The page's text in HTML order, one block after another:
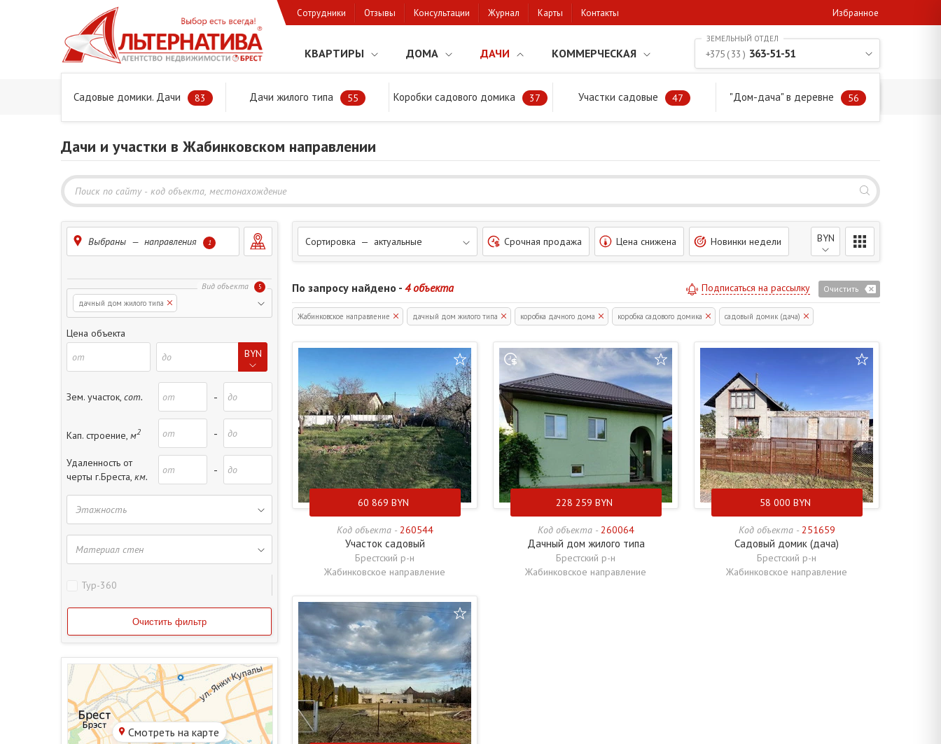
Сотрудники Отзывы Консультации Журнал Карты Контакты Избранное
КВАРТИРЫ ДОМА ДАЧИ КОММЕРЧЕСКАЯ
Садовые домики. Дачи 83 Дачи жилого типа 55 Коробки садового домика 37 Участки садовые 47 "Дом-дача" в деревне 56
+375 ( 33 ) 363-51-51
Главная Предложения Дачи, садовые домики и участки Жабинка
Дачи и участки в Жабинковском направлении
Выбраны — направления 1
дачный дом жилого типа
коробка садового домика
5
Цена объекта
BYN
Зем. участок, сот. -
Кап. строение, м2 -
Удаленность от
черты г.Бреста, км. -
Тур-360
Смотреть на карте
Сортировка — актуальные Срочная продажа Цена снижена Новинки недели BYN
По запросу найдено - 4 объекта Очистить
Подписаться на рассылку
Жабинковское направление дачный дом жилого типа коробка дачного дома коробка садового домика садовый домик (дача)
60 869 BYN
Код объекта - 260544
Участок садовый
Брестский р-н
Жабинковское направление
228 259 BYN
Код объекта - 260064
Дачный дом жилого типа
Брестский р-н
Жабинковское направление
58 000 BYN
Код объекта - 251659
Садовый домик (дача)
Брестский р-н
Жабинковское направление